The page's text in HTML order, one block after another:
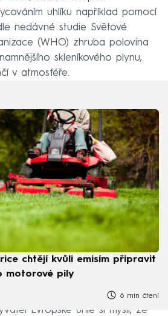
uhlíku například pomocí
nedávné studie Světové
(WHO) zhruba polovina
skleníkového plynu,
v atmosféře.
chtějí kvůli emisím připravit
motorové pily
6 min čtení
Evropské unie si myslí, že